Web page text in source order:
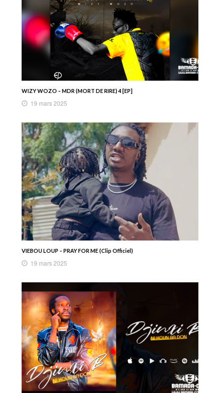
WIZY WOZO – MDR (MORT DE RIRE) 4 [EP]
19 mars 2025
VIEBOU LOUP – PRAY FOR ME (Clip Officiel)
19 mars 2025